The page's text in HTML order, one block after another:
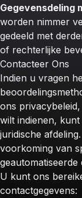
Gegevensdeling
worden nimmer
gedeeld met
of rechterlijke
Contacteer Ons
Indien u vragen
ons
wilt indienen,
juridische
voorkoming van
U kunt ons
contactgegevens: